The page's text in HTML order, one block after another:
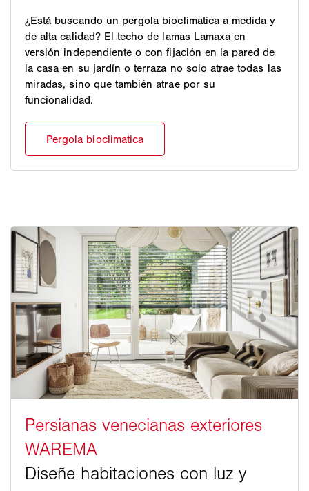
¿Está buscando un pergola bioclimatica a medida y
de alta calidad? El techo de lamas Lamaxa en
versión independiente o con fijación en la pared de
la casa en su jardín o terraza no solo atrae todas las
miradas, sino que también atrae por su
funcionalidad.